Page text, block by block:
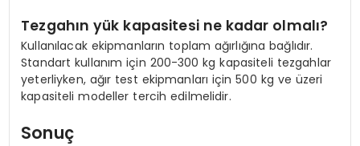
Tezgahın yük kapasitesi ne kadar olmalı?
Kullanılacak ekipmanların toplam ağırlığına bağlıdır.
Standart kullanım için 200-300 kg kapasiteli tezgahlar
yeterliyken, ağır test ekipmanları için 500 kg ve üzeri
kapasiteli modeller tercih edilmelidir.
Sonuç